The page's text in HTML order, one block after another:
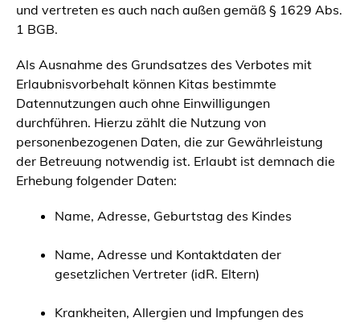
und vertreten es auch nach außen gemäß § 1629 Abs.
1 BGB.
Als Ausnahme des Grundsatzes des Verbotes mit
Erlaubnisvorbehalt können Kitas bestimmte
Datennutzungen auch ohne Einwilligungen
durchführen. Hierzu zählt die Nutzung von
personenbezogenen Daten, die zur Gewährleistung
der Betreuung notwendig ist. Erlaubt ist demnach die
Erhebung folgender Daten:
Name, Adresse, Geburtstag des Kindes
Name, Adresse und Kontaktdaten der
gesetzlichen Vertreter (idR. Eltern)
Krankheiten, Allergien und Impfungen des